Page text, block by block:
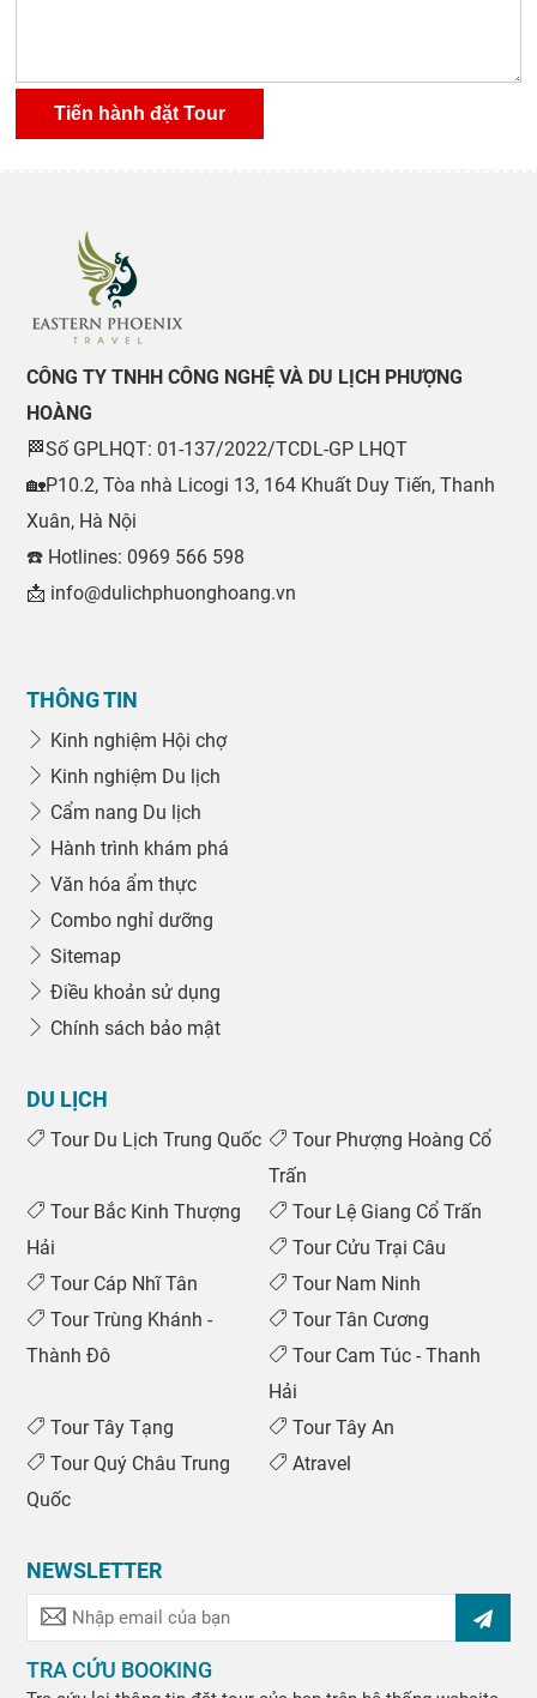
CÔNG TY TNHH CÔNG NGHỆ VÀ DU LỊCH PHƯỢNG
HOÀNG
🏁Số GPLHQT: 01-137/2022/TCDL-GP LHQT
🏡P10.2, Tòa nhà Licogi 13, 164 Khuất Duy Tiến, Thanh
Xuân, Hà Nội
☎️ Hotlines: 0969 566 598
📩 info@dulichphuonghoang.vn
THÔNG TIN
Kinh nghiệm Hội chợ
Kinh nghiệm Du lịch
Cẩm nang Du lịch
Hành trình khám phá
Văn hóa ẩm thực
Combo nghỉ dưỡng
Sitemap
Điều khoản sử dụng
Chính sách bảo mật
DU LỊCH
Tour Du Lịch Trung Quốc
Tour Phượng Hoàng Cổ
Trấn
Tour Bắc Kinh Thượng
Hải
Tour Lệ Giang Cổ Trấn
Tour Cửu Trại Câu
Tour Cáp Nhĩ Tân
Tour Nam Ninh
Tour Trùng Khánh -
Thành Đô
Tour Tân Cương
Tour Cam Túc - Thanh
Hải
Tour Tây Tạng
Tour Tây An
Tour Quý Châu Trung
Quốc
Atravel
NEWSLETTER
TRA CỨU BOOKING